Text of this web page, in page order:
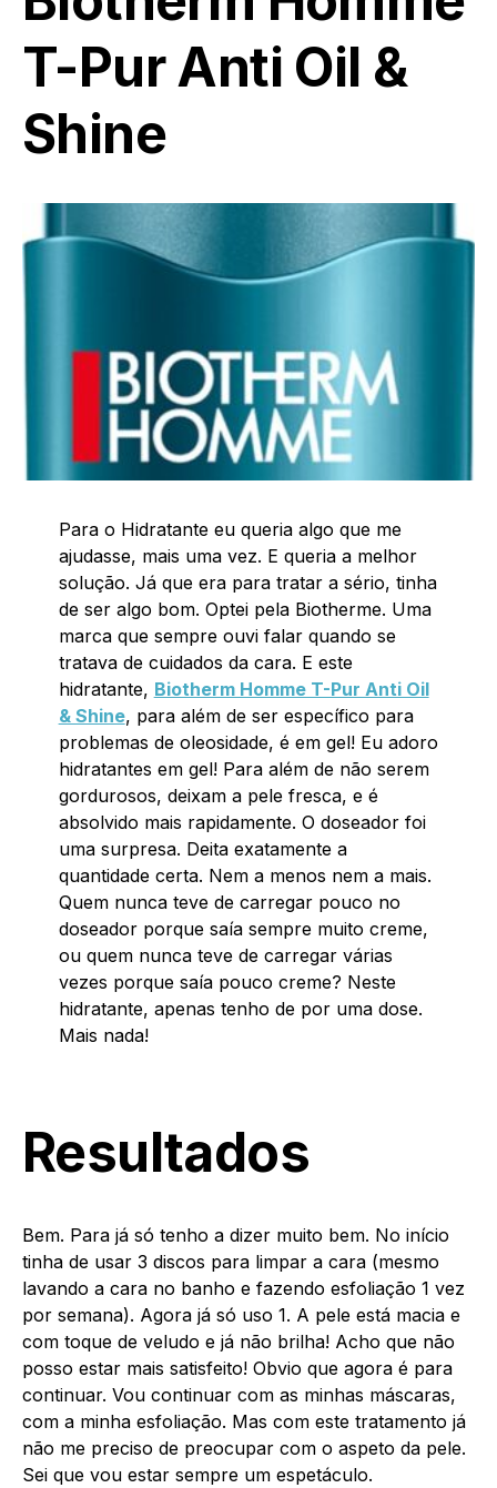
T-Pur Anti Oil &
Shine
Para o Hidratante eu queria algo que me
ajudasse, mais uma vez. E queria a melhor
solução. Já que era para tratar a sério, tinha
de ser algo bom. Optei pela Biotherme. Uma
marca que sempre ouvi falar quando se
tratava de cuidados da cara. E este
hidratante, Biotherm Homme T-Pur Anti Oil
& Shine, para além de ser específico para
problemas de oleosidade, é em gel! Eu adoro
hidratantes em gel! Para além de não serem
gordurosos, deixam a pele fresca, e é
absolvido mais rapidamente. O doseador foi
uma surpresa. Deita exatamente a
quantidade certa. Nem a menos nem a mais.
Quem nunca teve de carregar pouco no
doseador porque saía sempre muito creme,
ou quem nunca teve de carregar várias
vezes porque saía pouco creme? Neste
hidratante, apenas tenho de por uma dose.
Mais nada!
Resultados
Bem. Para já só tenho a dizer muito bem. No início
tinha de usar 3 discos para limpar a cara (mesmo
lavando a cara no banho e fazendo esfoliação 1 vez
por semana). Agora já só uso 1. A pele está macia e
com toque de veludo e já não brilha! Acho que não
posso estar mais satisfeito! Obvio que agora é para
continuar. Vou continuar com as minhas máscaras,
com a minha esfoliação. Mas com este tratamento já
não me preciso de preocupar com o aspeto da pele.
Sei que vou estar sempre um espetáculo.